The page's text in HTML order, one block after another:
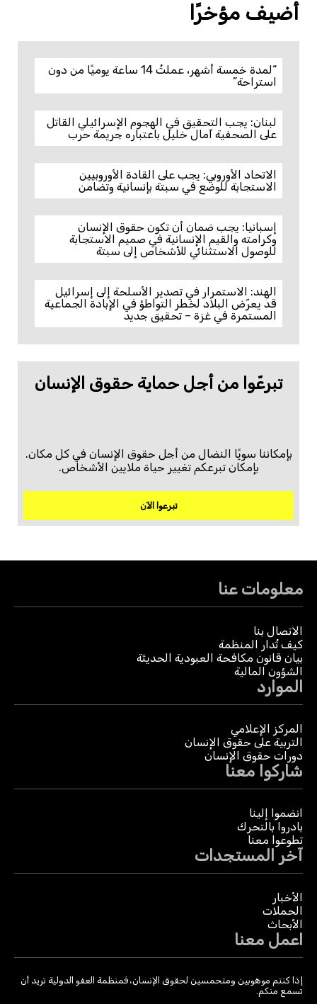
أضيف مؤخرًا
“لمدة خمسة أشهر، عملتُ 14 ساعة يوميًا من دون
استراحة”
لبنان: يجب التحقيق في الهجوم الإسرائيلي القاتل
على الصحفية آمال خليل باعتباره جريمة حرب
الاتحاد الأوروبي: يجب على القادة الأوروبيين
الاستجابة للوضع في سبتة بإنسانية وتضامن
إسبانيا: يجب ضمان أن تكون حقوق الإنسان
وكرامته والقيم الإنسانية في صميم الاستجابة
للوصول الاستثنائي للأشخاص إلى سبتة
الهند: الاستمرار في تصدير الأسلحة إلى إسرائيل
قد يعرّض البلاد لخطر التواطؤ في الإبادة الجماعية
المستمرة في غزة – تحقيق جديد
تبرعّوا من أجل حماية حقوق الإنسان
بإمكاننا سويًا النضال من أجل حقوق الإنسان في كل مكان.
بإمكان تبرعكم تغيير حياة ملايين الأشخاص.
تبرعوا الآن
معلومات عنا
الاتصال بنا
كيف تُدار المنظمة
بيان قانون مكافحة العبودية الحديثة
الشؤون المالية
الموارد
المركز الإعلامي
التربية على حقوق الإنسان
دورات حقوق الإنسان
شاركوا معنا
انضموا إلينا
بادروا بالتحرك
تطوعوا معنا
آخر المستجدات
الأخبار
الحملات
الأبحاث
اعمل معنا
إذا كنتم موهوبين ومتحمسين لحقوق الإنسان، فمنظمة العفو الدولية تريد أن
تسمع منكم.